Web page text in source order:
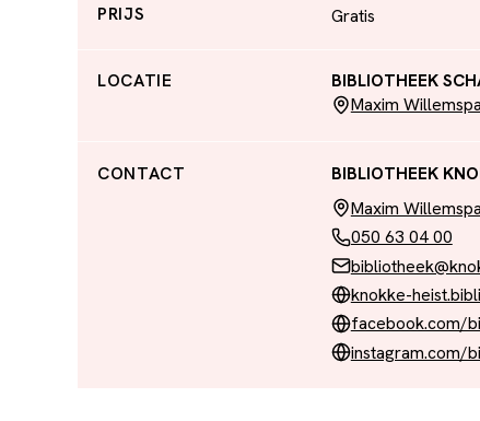
PRIJS Gratis
LOCATIE
BIBLIOTHEEK
Maxim
CONTACT
BIBLIOTHEEK
Maxim
050 63 04 00
knokke-
facebook.com/
instagram.com/